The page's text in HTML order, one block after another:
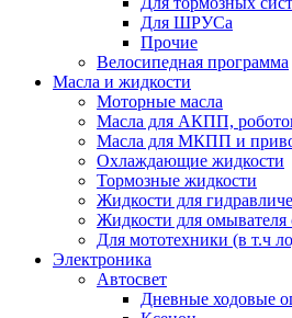
Для ШРУСа
Прочие
Велосипедная программа
Масла и жидкости
Моторные масла
Масла для АКПП,
Масла для МКПП и
Охлаждающие жидкости
Тормозные жидкости
Жидкости для
Жидкости для омывателя
Для мототехники (в т.ч
Электроника
Автосвет
Дневные ходовые